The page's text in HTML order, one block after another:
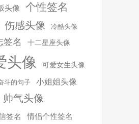
头像 个性签名
伤感头像 冷酷头像
签名 十二星座头像
头像 可爱女生头像
斗的句子 小姐姐头像
帅气头像
签名 情侣个性签名